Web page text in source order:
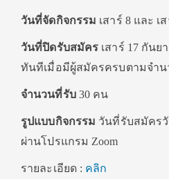
วันที่จัดกิจกรรม เสาร์ 8 และ เ
วันที่ปิดรับสมัคร เสาร์ 17 กัน
ทันทีเมื่อมีผู้สมัครครบตามจำน
จำนวนที่รับ30 คน
รูปแบบกิจกรรม วันที่รับสมัครวั
ผ่านโปรแกรม Zoom
รายละเอียด : คลิก